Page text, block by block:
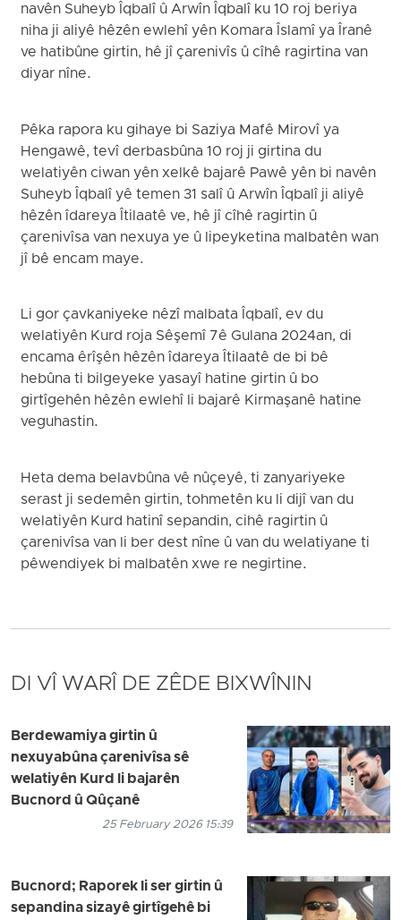
navên Suheyb Îqbalî û Arwîn Îqbalî ku 10 roj beriya
niha ji aliyê hêzên ewlehî yên Komara Îslamî ya Îranê
ve hatibûne girtin, hê jî çarenivîs û cîhê ragirtina van
diyar nîne.
Pêka rapora ku gihaye bi Saziya Mafê Mirovî ya
Hengawê, tevî derbasbûna 10 roj ji girtina du
welatiyên ciwan yên xelkê bajarê Pawê yên bi navên
Suheyb Îqbalî yê temen 31 salî û Arwîn Îqbalî ji aliyê
hêzên îdareya Îtilaatê ve, hê jî cîhê ragirtin û
çarenivîsa van nexuya ye û lipeyketina malbatên wan
jî bê encam maye.
Li gor çavkaniyeke nêzî malbata Îqbalî, ev du
welatiyên Kurd roja Sêşemî 7ê Gulana 2024an, di
encama êrîşên hêzên îdareya Îtilaatê de bi bê
hebûna ti bilgeyeke yasayî hatine girtin û bo
girtîgehên hêzên ewlehî li bajarê Kirmaşanê hatine
veguhastin.
Heta dema belavbûna vê nûçeyê, ti zanyariyeke
serast ji sedemên girtin, tohmetên ku li dijî van du
welatiyên Kurd hatinî sepandin, cihê ragirtin û
çarenivîsa van li ber dest nîne û van du welatiyane ti
pêwendiyek bi malbatên xwe re negirtine.
DI VÎ WARÎ DE ZÊDE BIXWÎNIN
Berdewamiya girtin û
nexuyabûna çarenivîsa sê
welatiyên Kurd li bajarên
Bucnord û Qûçanê
25 February 2026 15:39
Bucnord; Raporek li ser girtin û
sepandina sizayê girtîgehê bi